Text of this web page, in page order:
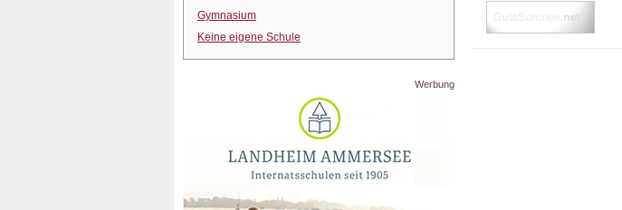
Gymnasium
Keine eigene Schule
Werbung